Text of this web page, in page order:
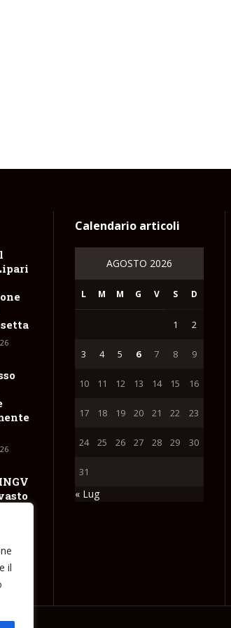
il
Calendario articoli
AGOSTO 2026
L M M G V S D
1 2
3 4 5 6 7 8 9
10 11 12 13 14 15 16
17 18 19 20 21 22 23
24 25 26 27 28 29 30
31
« Lug